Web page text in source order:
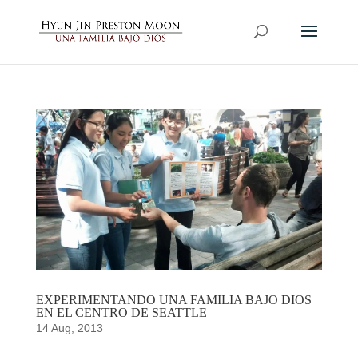
EXPERIMENTANDO UNA FAMILIA BAJO DIOS
EN EL CENTRO DE SEATTLE
14 Aug, 2013